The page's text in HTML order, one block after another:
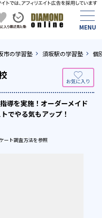
市の学習塾 須坂駅の学習塾 個
導を実施！オーダーメイド
でやる気もアップ！
ート調査方法を参照